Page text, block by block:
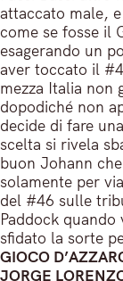
attaccato male,
come se fosse il
esagerando un
aver toccato il
mezza Italia non
dopodiché non
decide di fare
scelta si rivela
buon Johann
solamente per
del #46 sulle
Paddock
sfidato la sorte
GIOCO
JORGE